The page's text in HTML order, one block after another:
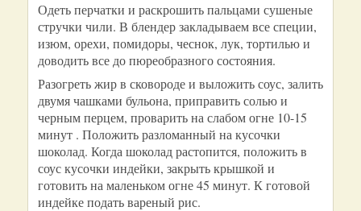
Одеть перчатки и раскрошить пальцами сушеные
стручки чили. В блендер закладываем все специи,
изюм, орехи, помидоры, чеснок, лук, тортилью и
доводить все до пюреобразного состояния.
Разогреть жир в сковороде и выложить соус, залить
двумя чашками бульона, приправить солью и
черным перцем, проварить на слабом огне 10-15
минут . Положить разломанный на кусочки
шоколад. Когда шоколад растопится, положить в
соус кусочки индейки, закрыть крышкой и
готовить на маленьком огне 45 минут. К готовой
индейке подать вареный рис.